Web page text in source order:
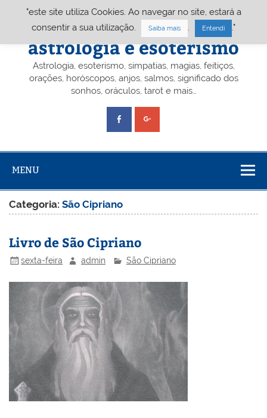
Portal A&E – Portal
astrologia e esoterismo
Astrologia, esoterismo, simpatias, magias, feitiços,
orações, horóscopos, anjos, salmos, significado dos
sonhos, oráculos, tarot e mais…
MENU
Categoria:São Cipriano
Livro de São Cipriano
sexta-feira admin São Cipriano
"este site utiliza Cookies. Ao navegar no site, estará a
consentir a sua utilização.
Saiba mais Entendi ."